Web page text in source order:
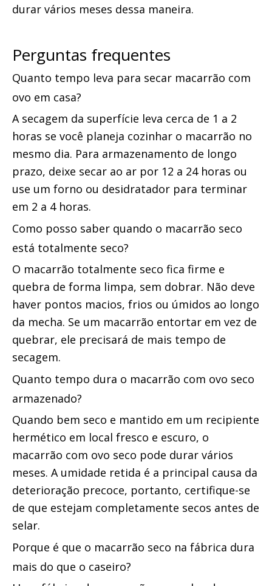
durar vários meses dessa maneira.
Perguntas frequentes
Quanto tempo leva para secar macarrão com
ovo em casa?
A secagem da superfície leva cerca de 1 a 2
horas se você planeja cozinhar o macarrão no
mesmo dia. Para armazenamento de longo
prazo, deixe secar ao ar por 12 a 24 horas ou
use um forno ou desidratador para terminar
em 2 a 4 horas.
Como posso saber quando o macarrão seco
está totalmente seco?
O macarrão totalmente seco fica firme e
quebra de forma limpa, sem dobrar. Não deve
haver pontos macios, frios ou úmidos ao longo
da mecha. Se um macarrão entortar em vez de
quebrar, ele precisará de mais tempo de
secagem.
Quanto tempo dura o macarrão com ovo seco
armazenado?
Quando bem seco e mantido em um recipiente
hermético em local fresco e escuro, o
macarrão com ovo seco pode durar vários
meses. A umidade retida é a principal causa da
deterioração precoce, portanto, certifique-se
de que estejam completamente secos antes de
selar.
Porque é que o macarrão seco na fábrica dura
mais do que o caseiro?